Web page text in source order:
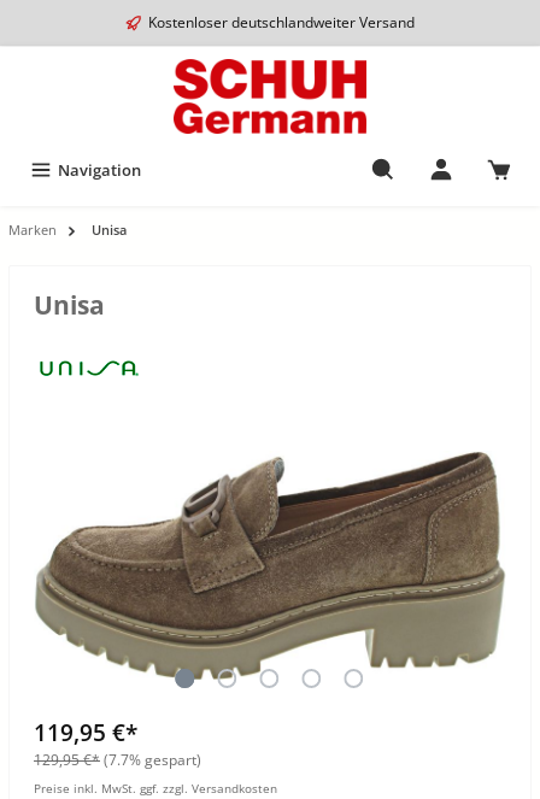
Kostenloser deutschlandweiter Versand
Navigation
Marken Unisa
Unisa
119,95 €*
129,95 €*(7.7% gespart)
Preise inkl. MwSt. ggf. zzgl. Versandkosten